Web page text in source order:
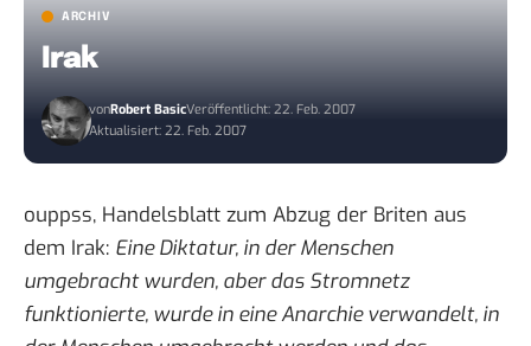
ARCHIV
Irak
vonRobert BasicVeröffentlicht: 22. Feb. 2007
Aktualisiert: 22. Feb. 2007
ouppss, Handelsblatt zum Abzug der Briten aus
dem Irak: Eine Diktatur, in der Menschen
umgebracht wurden, aber das Stromnetz
funktionierte, wurde in eine Anarchie verwandelt, in